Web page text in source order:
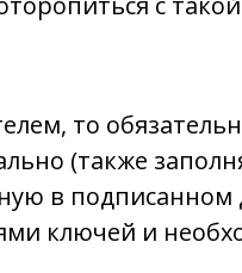
то
(также
в подписанном
ключей и